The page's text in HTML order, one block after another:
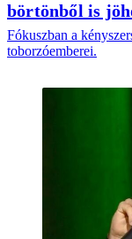
börtönből is
Fókuszban a
toborzóemberei.